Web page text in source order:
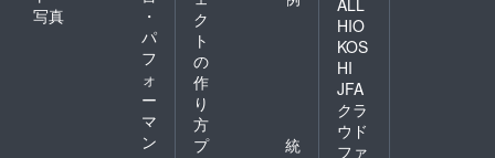
写真
・
パ
フ
ォ
ー
マ
ン
ク
ト
の
作
り
方
プ
統
HIO
KOS
HI
JFA
クラ
ウド
ファ